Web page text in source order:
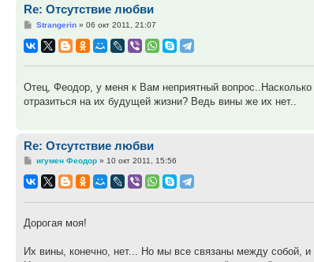
Re: Отсутствие любви
Сообщение
Strangerin» 06 окт 2011, 21:07
Отец, Феодор, у меня к Вам неприятный
отразиться на их будущей жизни? Ведь вины же их нет..
Re: Отсутствие любви
Сообщение
игумен Феодор» 10 окт 2011, 15:56
Дорогая моя!
Их вины, конечно, нет... Но мы все связаны между собой, и